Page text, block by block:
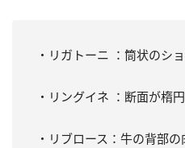
・リガトーニ ：筒状のシ
・リングイネ ：断面が楕
・リブロース：牛の背部